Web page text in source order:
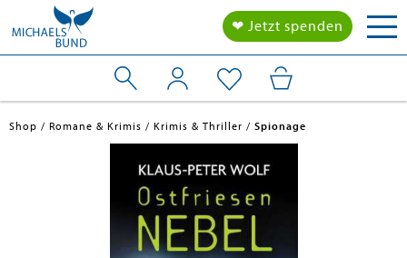
❤ Jetzt spenden
Shop Romane & Krimis Krimis & Thriller Spionage